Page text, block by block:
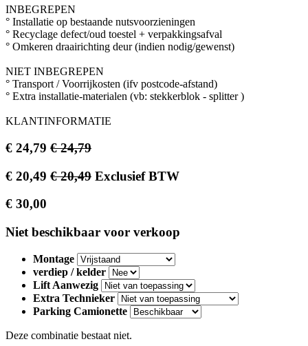
INBEGREPEN
° Installatie op bestaande nutsvoorzieningen
° Recyclage defect/oud toestel + verpakkingsafval
° Omkeren draairichting deur (indien nodig/gewenst)
NIET INBEGREPEN
° Transport / Voorrijkosten (ifv postcode-afstand)
° Extra installatie-materialen (vb: stekkerblok - splitter )
KLANTINFORMATIE
€ 24,79 €24,79
€ 20,49 €20,49 Exclusief BTW
€ 30,00
Niet beschikbaar voor verkoop
Montage
verdiep / kelder
Lift Aanwezig
Extra Technieker
Parking Camionette
Deze combinatie bestaat niet.